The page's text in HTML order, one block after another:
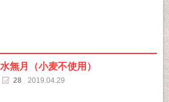
水無月（小麦不使用）
28 2019.04.29